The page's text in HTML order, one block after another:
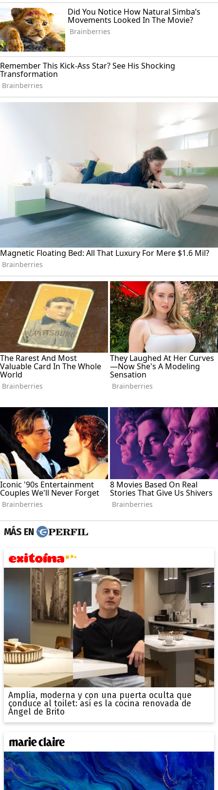
MÁS EN
Amplia, moderna y con una puerta oculta que
conduce al toilet: así es la cocina renovada de
Ángel de Brito